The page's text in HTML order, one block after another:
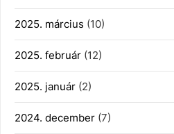
2025. március (10)
2025. február (12)
2025. január (2)
2024. december (7)